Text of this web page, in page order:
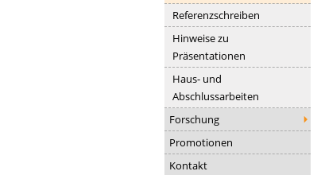
Referenzschreiben
Hinweise zu
Präsentationen
Haus- und
Abschlussarbeiten
Forschung
Promotionen
Kontakt